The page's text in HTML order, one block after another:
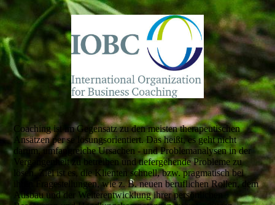
Coaching ist im Gegensatz zu den meisten therapeutischen
Ansätzen per se lösungsorientiert. Das heißt, es geht nicht
darum, umfangreiche Ursachen - und Problemanalysen in der
Vergangenheit zu betreiben und tiefergehende Probleme zu
lösen. Ziel ist es, die Klienten schnell, bzw. pragmatisch bei
ihren Fragestellungen, wie z. B. neuen beruflichen Rollen, dem
Ausbau und der Weiterentwicklung ihrer persönlichen